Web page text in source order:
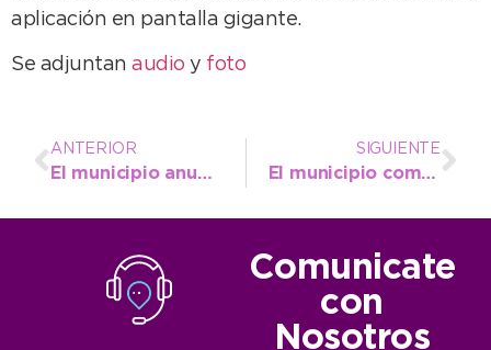
aplicación en pantalla gigante.
Se adjuntan audio y foto
ANTERIOR
El municipio anuncia un nuevo acto de firma de escrituras de viviendas
SIGUIENTE
El municipio comenzó a transitar la Semana de la Memoria con una serie de actividades
Comunicate
con
Nosotros